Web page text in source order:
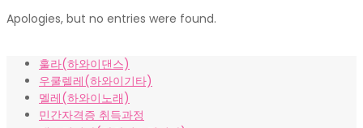
Apologies, but no entries were found.
훌라(하와이댄스)
우쿨렐레(하와이기타)
멜레(하와이노래)
민간자격증 취득과정